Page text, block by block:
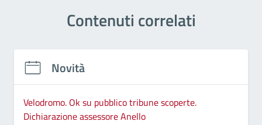
Contenuti correlati
Novità
Velodromo. Ok su pubblico tribune scoperte.
Dichiarazione assessore Anello